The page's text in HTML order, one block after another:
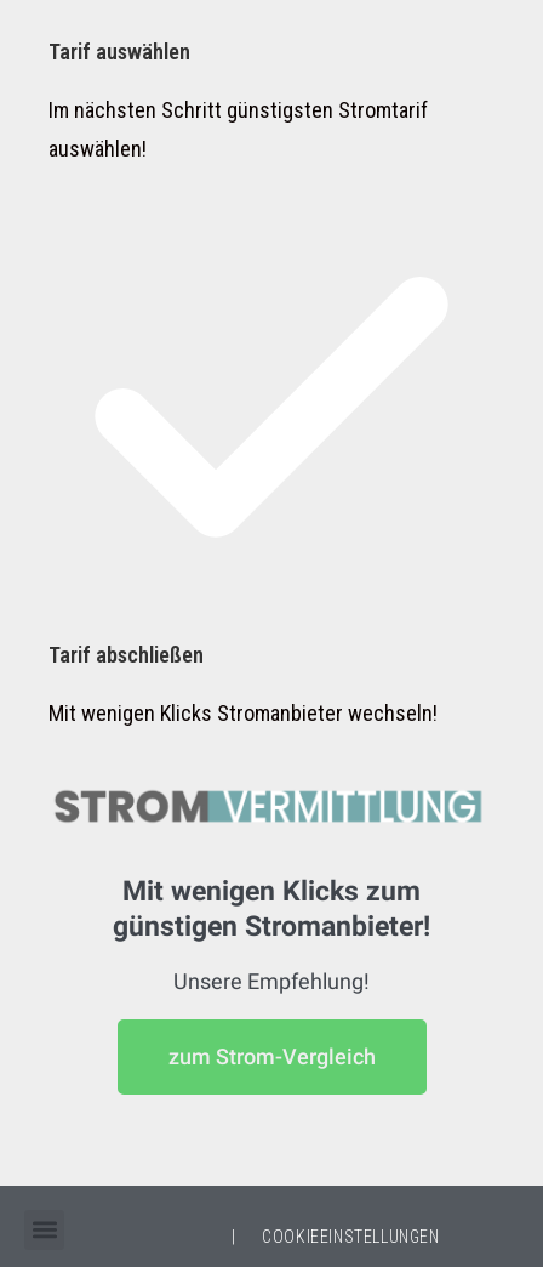
Tarif auswählen
Im nächsten Schritt günstigsten Stromtarif
auswählen!
Tarif abschließen
Mit wenigen Klicks Stromanbieter wechseln!
Mit wenigen Klicks zum
günstigen Stromanbieter!
Unsere Empfehlung!
zum Strom-Vergleich
COOKIEEINSTELLUNGEN